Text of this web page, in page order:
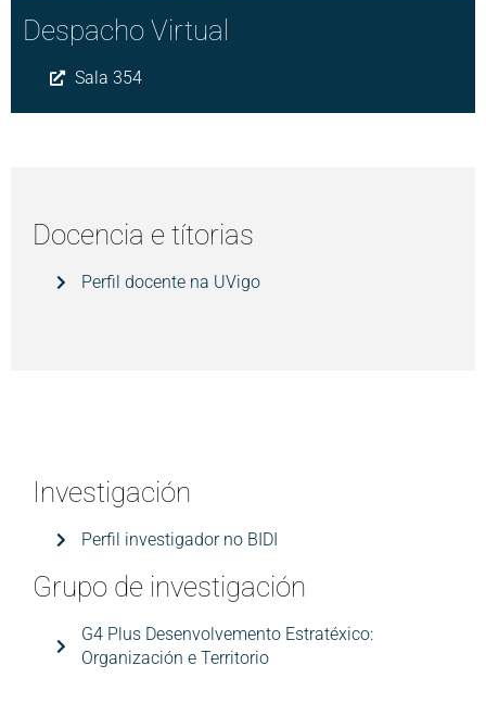
Despacho Virtual
Sala 354
Docencia e títorias
Perfil docente na UVigo
Investigación
Perfil investigador no BIDI
Grupo de investigación
G4 Plus Desenvolvemento Estratéxico:
Organización e Territorio